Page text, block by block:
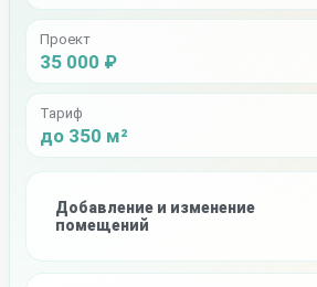
Проект
35 000 ₽
Тариф
до 350 м²
Добавление и изменение
помещений